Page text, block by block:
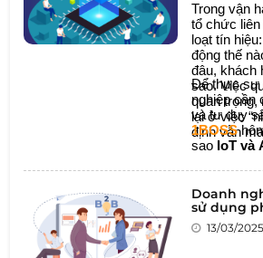
Trong vận
tổ chức liên
loạt tín
động thế
đâu, khách
sao. Việc
quan trọng,
lại ở việc
định vẫn
Để thực sự
nghiệp cần
và tư duy
1BOSS
sao IoT và
Doanh
sử dụng
không?
13/03/2025